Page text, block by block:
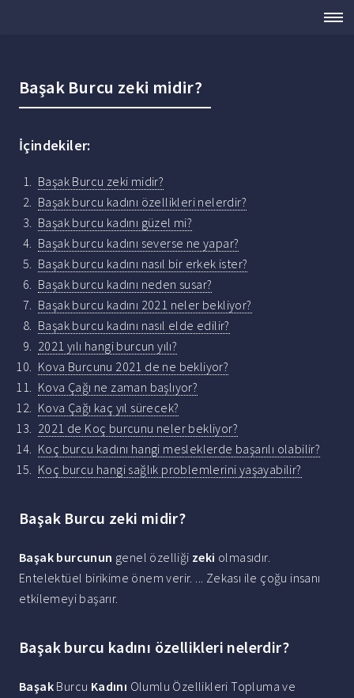
Başak Burcu zeki midir?
İçindekiler:
Başak Burcu zeki midir?
Başak burcu kadını özellikleri nelerdir?
Başak burcu kadını güzel mi?
Başak burcu kadını severse ne yapar?
Başak burcu kadını nasıl bir erkek ister?
Başak burcu kadını neden susar?
Başak burcu kadını 2021 neler bekliyor?
Başak burcu kadını nasıl elde edilir?
2021 yılı hangi burcun yılı?
Kova Burcunu 2021 de ne bekliyor?
Kova Çağı ne zaman başlıyor?
Kova Çağı kaç yıl sürecek?
2021 de Koç burcunu neler bekliyor?
Koç burcu kadını hangi mesleklerde başarılı olabilir?
Koç burcu hangi sağlık problemlerini yaşayabilir?
Başak Burcu zeki midir?
Başak burcunun genel özelliği zeki olmasıdır.
Entelektüel birikime önem verir. ... Zekası ile çoğu insanı
etkilemeyi başarır.
Başak burcu kadını özellikleri nelerdir?
Başak Burcu Kadını Olumlu Özellikleri Topluma ve